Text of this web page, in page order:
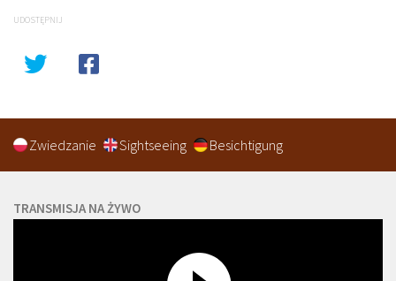
UDOSTĘPNIJ
Zwiedzanie Sightseeing Besichtigung
TRANSMISJA NA ŻYWO